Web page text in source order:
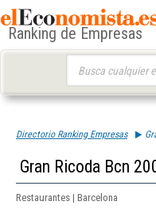
Ranking de Empresas
Directorio Ranking Empresas
Gran Ricoda Bcn
Restaurantes | Barcelona